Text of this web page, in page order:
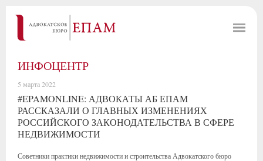
ИНФОЦЕНТР
5 марта 2022
#EPAMONLINE: АДВОКАТЫ АБ ЕПАМ
РАССКАЗАЛИ О ГЛАВНЫХ ИЗМЕНЕНИЯХ
РОССИЙСКОГО ЗАКОНОДАТЕЛЬСТВА В СФЕРЕ
НЕДВИЖИМОСТИ
Советники практики недвижимости и строительства Адвокатского бюро